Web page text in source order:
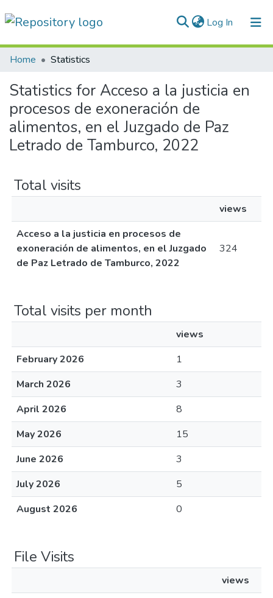
Log In (current)
Communities & Collections
All of DSpace
Normativas
Home Statistics
Statistics for Acceso a la justicia en
procesos de exoneración de
alimentos, en el Juzgado de Paz
Letrado de Tamburco, 2022
Total visits
views
Acceso a la justicia en procesos de
exoneración de alimentos, en el Juzgado
de Paz Letrado de Tamburco, 2022
324
Total visits per month
views
February 2026
1
March 2026
3
April 2026
8
May 2026
15
June 2026
3
July 2026
5
August 2026
0
File Visits
views